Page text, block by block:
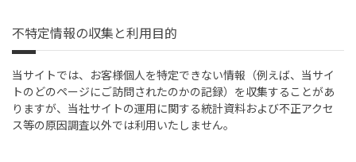
不特定情報の収集と利用目的
当サイトでは、お客様個人を特定できない情報（例えば、当サイ
トのどのページにご訪問されたのかの記録）を収集することがあ
りますが、当社サイトの運用に関する統計資料および不正アクセ
ス等の原因調査以外では利用いたしません。